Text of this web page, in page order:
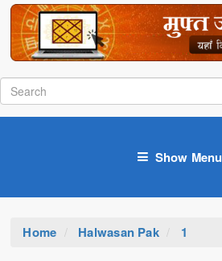
Show Menu
Home Halwasan Pak 1